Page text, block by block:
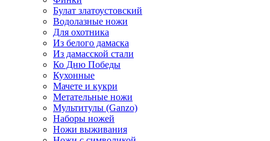
Булат златоустовский
Водолазные ножи
Для охотника
Из белого дамаска
Из дамасской стали
Ко Дню Победы
Кухонные
Мачете и кукри
Метательные ножи
Мультитулы (Ganzo)
Наборы ножей
Ножи выживания